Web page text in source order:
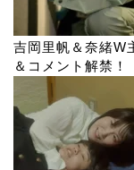
吉岡里帆＆奈緒W
＆コメント解禁！